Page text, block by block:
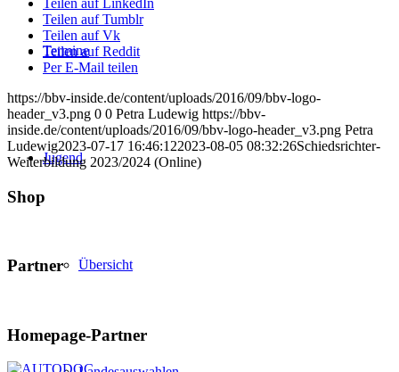
Termine
Jugend
Übersicht
Teilen auf LinkedIn
Teilen auf Tumblr
Teilen auf Vk
Teilen auf Reddit
Per E-Mail teilen
https://bbv-inside.de/content/uploads/2016/09/bbv-logo-
header_v3.png 0 0 Petra Ludewig https://bbv-
inside.de/content/uploads/2016/09/bbv-logo-header_v3.png Petra
Ludewig2023-07-17 16:46:122023-08-05 08:32:26Schiedsrichter-
Weiterbildung 2023/2024 (Online)
Shop
Partner
Homepage-Partner